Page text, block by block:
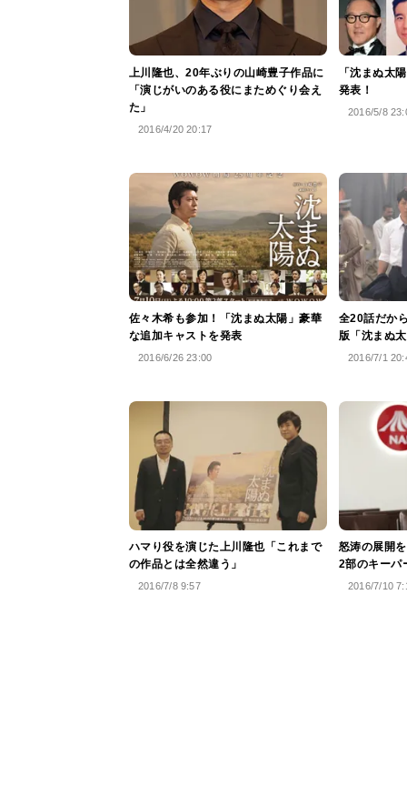
上川隆也、20年ぶりの山崎豊子作品に
「演じがいのある役にまためぐり会え
た」
2016/4/20 20:17
「沈まぬ太
発表！
2016/5/8
佐々木希も参加！「沈まぬ太陽」豪華
な追加キャストを発表
2016/6/26 23:00
全20話だか
版「沈まぬ
2016/7/1
ハマり役を演じた上川隆也「これまで
の作品とは全然違う」
2016/7/8 9:57
怒涛の展開
2部のキーパ
2016/7/10